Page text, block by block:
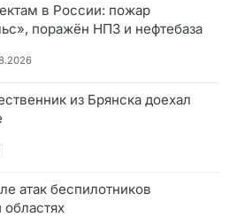
в России: пожар
поражён НПЗ и нефтебаза
из Брянска доехал
атак беспилотников